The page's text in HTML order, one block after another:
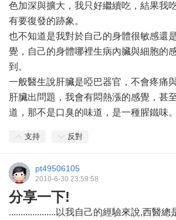
色加深與擴大，我只好繼續吃，結果我
有要復發的跡象。
也不知道是我對於自己的身體很敏感還
覺，自己的身體哪裡生病內臟與細胞的
到。
一般醫生說肝臟是啞巴器官，不會疼痛
肝臟出問題，我會有悶熱漲的感覺，甚
道，那不是口臭的味道，是一種腥鐵味。
支持 反對
pt49506105
2010-6-30 23:59:58
分享一下!
....................以我自己的經驗來說,西醫總